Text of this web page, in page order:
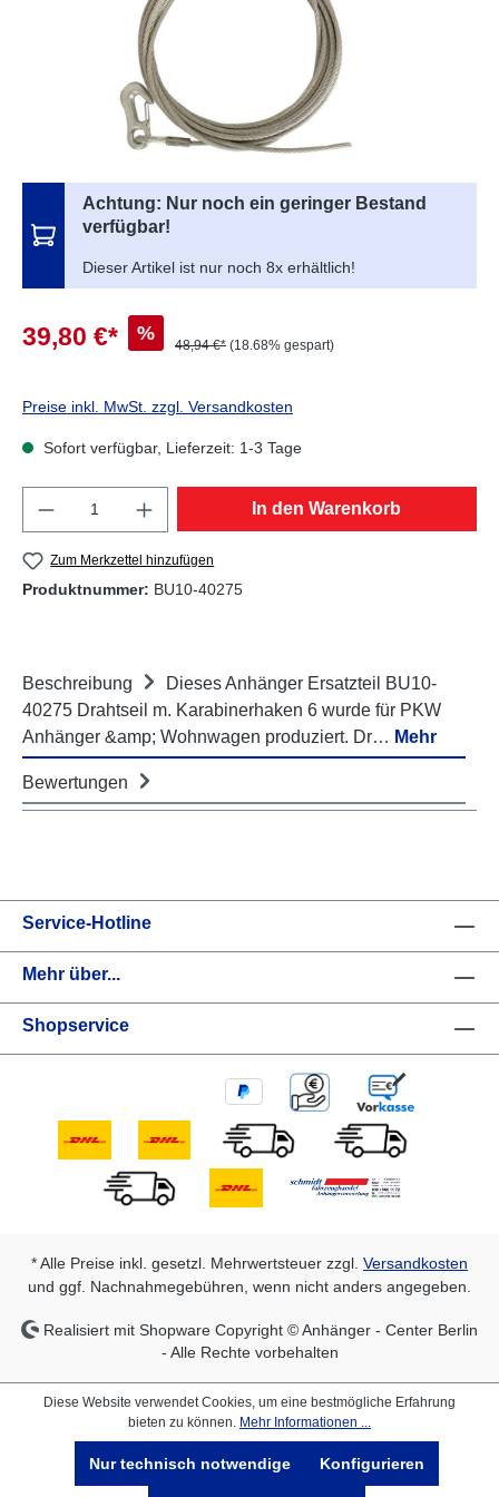
Achtung: Nur noch ein geringer Bestand
verfügbar!
Dieser Artikel ist nur noch 8x erhältlich!
39,80 €* %
48,94 €* (18.68% gespart)
Preise inkl. MwSt. zzgl. Versandkosten
Sofort verfügbar, Lieferzeit: 1-3 Tage
Produkt Anzahl: Gib den gewünschten
In den Warenkorb
Zum Merkzettel hinzufügen
Produktnummer: BU10-40275
Beschreibung
Dieses Anhänger Ersatzteil BU10-
40275 Drahtseil m. Karabinerhaken 6 wurde für PKW
Anhänger &amp; Wohnwagen produziert. Dr… Mehr
Bewertungen
Service-Hotline
Mehr über...
Shopservice
* Alle Preise inkl. gesetzl. Mehrwertsteuer zzgl. Versandkosten
und ggf. Nachnahmegebühren, wenn nicht anders angegeben.
Realisiert mit Shopware Copyright © Anhänger - Center Berlin
- Alle Rechte vorbehalten
Diese Website verwendet Cookies, um eine bestmögliche Erfahrung
bieten zu können. Mehr Informationen ...
Nur technisch notwendige Konfigurieren